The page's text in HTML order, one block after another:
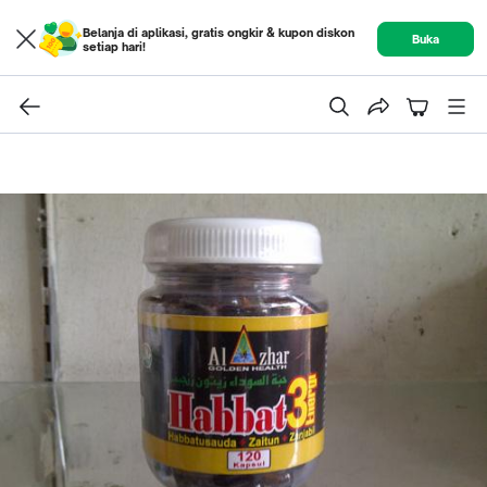
Belanja di aplikasi, gratis ongkir & kupon diskon
setiap hari!
Buka